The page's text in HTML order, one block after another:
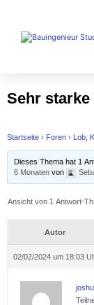
Sehr starke
Startseite › Foren › Lob,
Dieses Thema hat 1
6 Monatenvon
Ansicht von 1 Antwort-
Autor
02/02/2024 um 18:03